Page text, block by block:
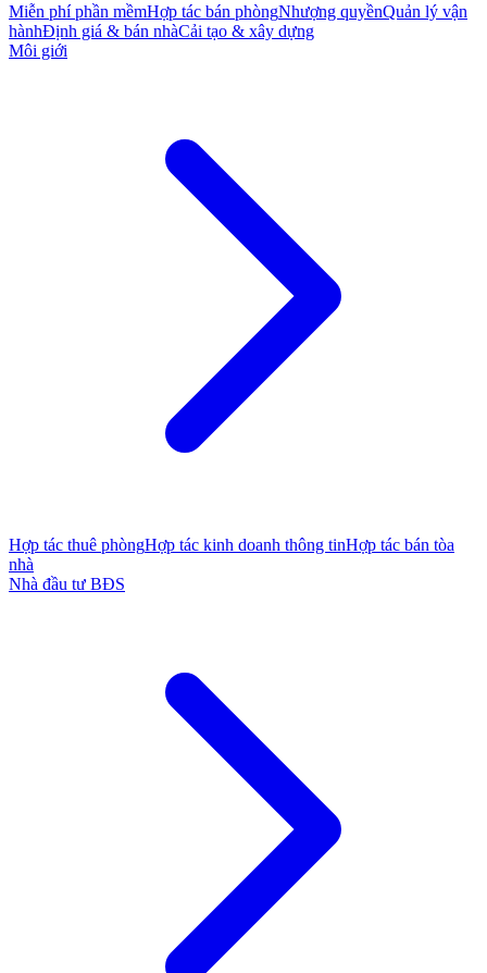
Miễn phí phần mềmHợp tác bán phòngNhượng quyềnQuản lý vận
hànhĐịnh giá & bán nhàCải tạo & xây dựng
Môi giới
Hợp tác thuê phòngHợp tác kinh doanh thông tinHợp tác bán tòa
nhà
Nhà đầu tư BĐS